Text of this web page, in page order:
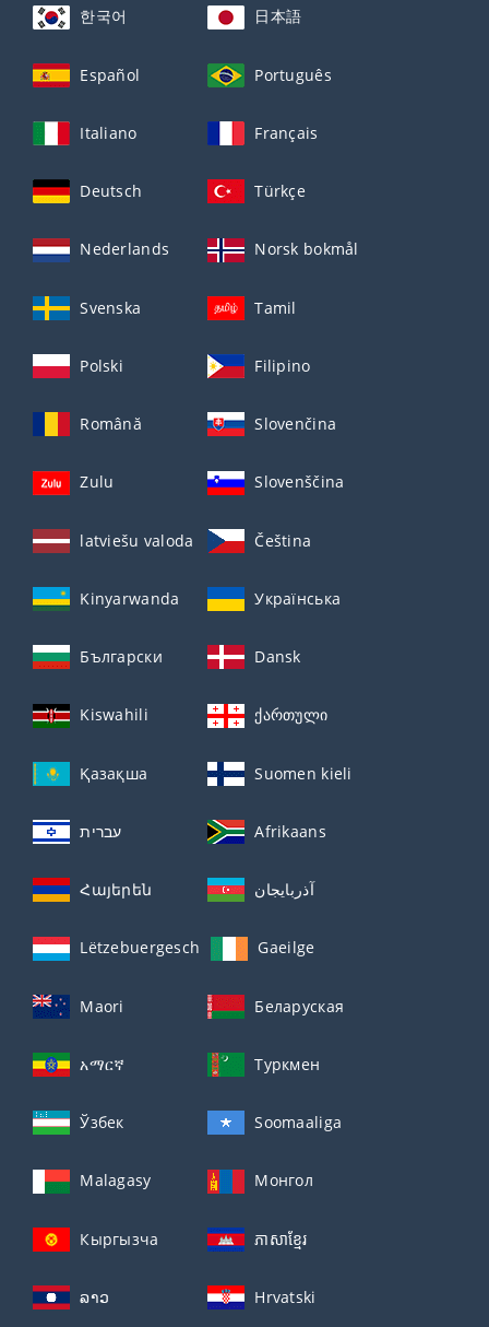
한국어 日本語
Español Português
Italiano Français
Deutsch Türkçe
Nederlands Norsk bokmål
Svenska Tamil
Polski Filipino
Română Slovenčina
Zulu Slovenščina
latviešu valoda Čeština
Kinyarwanda Українська
Български Dansk
Kiswahili ქართული
Қазақша Suomen kieli
עברית Afrikaans
Հայերեն آذربايجان
Lëtzebuergesch Gaeilge
Maori Беларуская
አማርኛ Туркмен
Ўзбек Soomaaliga
Malagasy Монгол
Кыргызча ភាសាខ្មែរ
ລາວ Hrvatski